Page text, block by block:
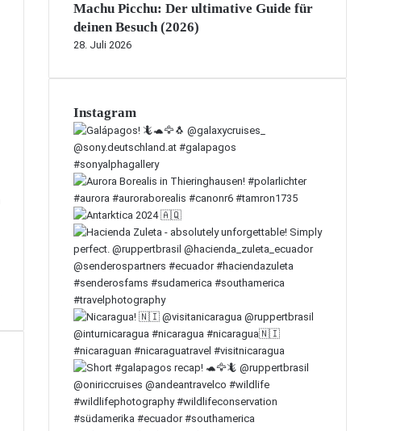
Machu Picchu: Der ultimative Guide für
deinen Besuch (2026)
28. Juli 2026
Instagram